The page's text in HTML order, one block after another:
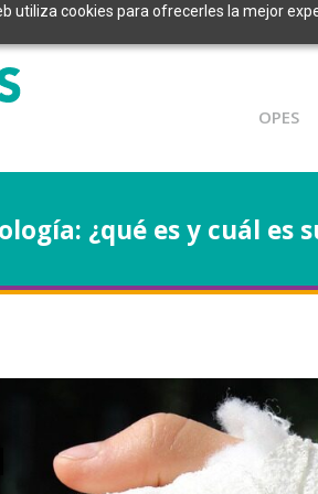
utiliza cookies para ofrecerles la mejor
OPES
¿qué es y cuál es